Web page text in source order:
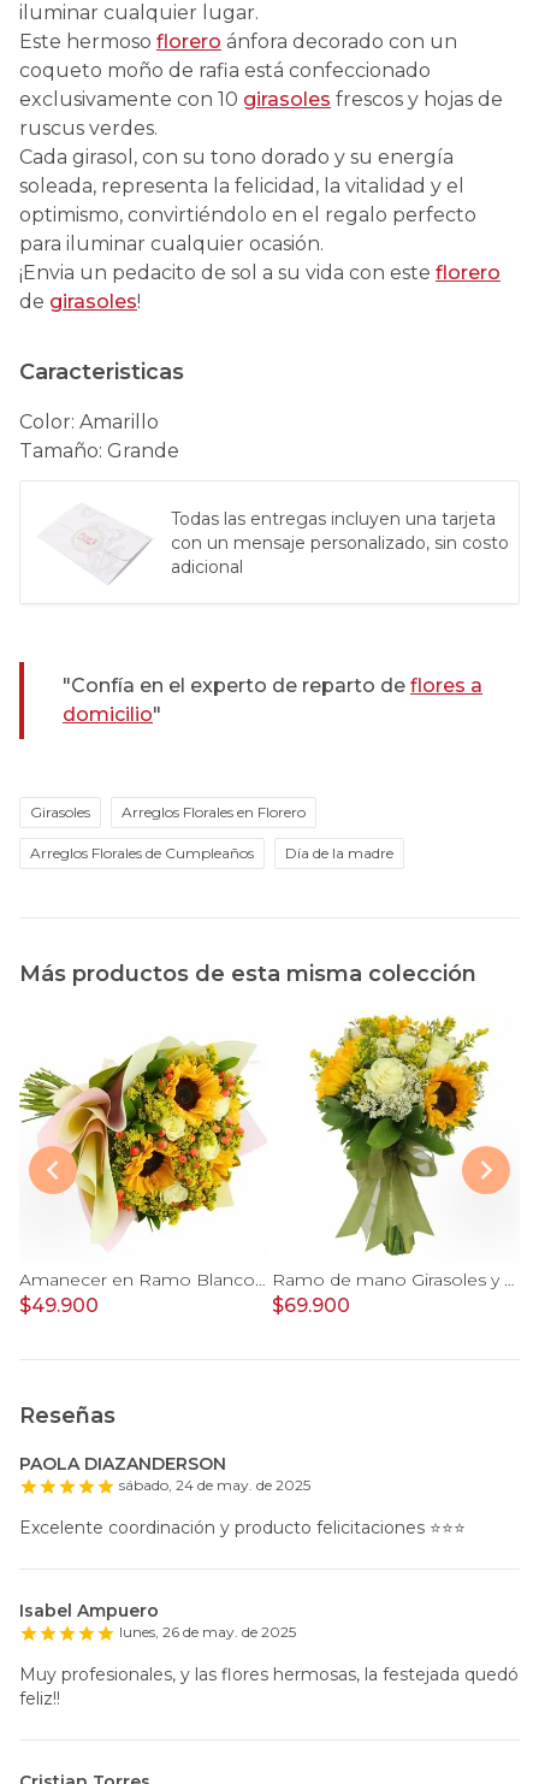
iluminar cualquier lugar.
Este hermoso florero ánfora decorado con un
coqueto moño de rafia está confeccionado
exclusivamente con 10 girasoles frescos y hojas de
ruscus verdes.
Cada girasol, con su tono dorado y su energía
soleada, representa la felicidad, la vitalidad y el
optimismo, convirtiéndolo en el regalo perfecto
para iluminar cualquier ocasión.
¡Envia un pedacito de sol a su vida con este florero
de girasoles!
Caracteristicas
Color: Amarillo
Tamaño: Grande
Todas las entregas incluyen una tarjeta
con un mensaje personalizado, sin costo
adicional
"Confía en el experto de reparto de flores a
domicilio"
Girasoles Arreglos Florales en Florero
Arreglos Florales de Cumpleaños Día de la madre
Más productos de esta misma colección
Amanecer en Ramo Blanco - Ramo con girasoles, rosas Blanco e hypericum
$49.900
Ramo de mano Girasoles y Rosas - ramo de mano con girasoles y rosas blanco
$69.900
Reseñas
PAOLA DIAZANDERSON
sábado, 24 de may. de 2025
Excelente coordinación y producto felicitaciones ⭐️⭐️⭐️
Isabel Ampuero
lunes, 26 de may. de 2025
Muy profesionales, y las flores hermosas, la festejada quedó
feliz!!